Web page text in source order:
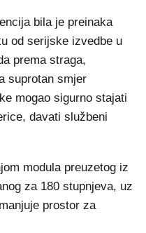
bila je preinaka
od serijske izvedbe u
prema straga,
suprotan smjer
mogao sigurno stajati
davati službeni
modula preuzetog iz
za 180 stupnjeva, uz
prostor za